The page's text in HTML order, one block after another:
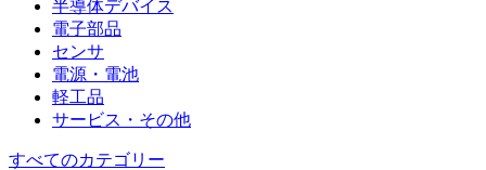
半導体デバイス
電子部品
センサ
電源・電池
軽工品
サービス・その他
すべてのカテゴリー